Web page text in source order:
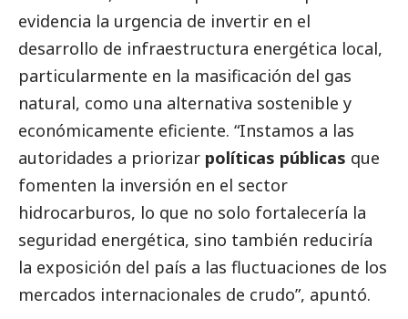
evidencia la urgencia de invertir en el
desarrollo de infraestructura energética local,
particularmente en la masificación del gas
natural, como una alternativa sostenible y
económicamente eficiente. “Instamos a las
autoridades a priorizar políticas públicas que
fomenten la inversión en el sector
hidrocarburos, lo que no solo fortalecería la
seguridad energética, sino también reduciría
la exposición del país a las fluctuaciones de los
mercados internacionales de crudo”, apuntó.